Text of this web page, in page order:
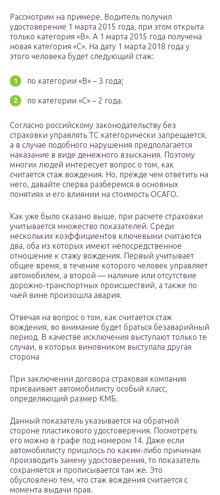
Рассмотрим на примере. Водитель получил
удостоверение 1 марта 2015 года, при этом открыта
только категория «В». А 1 марта 2015 года получена
новая категория «С». На дату 1 марта 2018 года у
этого человека будет следующий стаж:
по категории «В» – 3 года;
по категории «С» – 2 года.
Согласно российскому законодательству без
страховки управлять ТС категорически запрещается,
а в случае подобного нарушения предполагается
наказание в виде денежного взыскания. Поэтому
многих людей интересует вопрос о том, как
считается стаж вождения. Но, прежде чем ответить на
него, давайте сперва разберемся в основных
понятиях и его влиянии на стоимость ОСАГО.
Как уже было сказано выше, при расчете страховки
учитывается множество показателей. Среди
нескольких коэффициентов ключевыми считаются
два, оба из которых имеют непосредственное
отношение к стажу вождения. Первый учитывает
общее время, в течение которого человек управляет
автомобилем, а второй — наличие или отсутствие
дорожно-транспортных происшествий, а также по
чьей вине произошла авария.
Отвечая на вопрос о том, как считается стаж
вождения, во внимание будет браться безаварийный
период. В качестве исключения выступают только те
случаи, в которых виновником выступала другая
сторона
При заключении договора страховая компания
присваивает автомобилисту особый класс,
определяющий размер КМБ.
Данный показатель указывается на обратной
стороне пластикового удостоверения. Посмотреть
его можно в графе под номером 14. Даже если
автомобилисту пришлось по каким-либо причинам
производить замену удостоверения, то показатель
сохраняется и прописывается там же. Это
обусловлено тем, что стаж вождения считается с
момента выдачи прав.